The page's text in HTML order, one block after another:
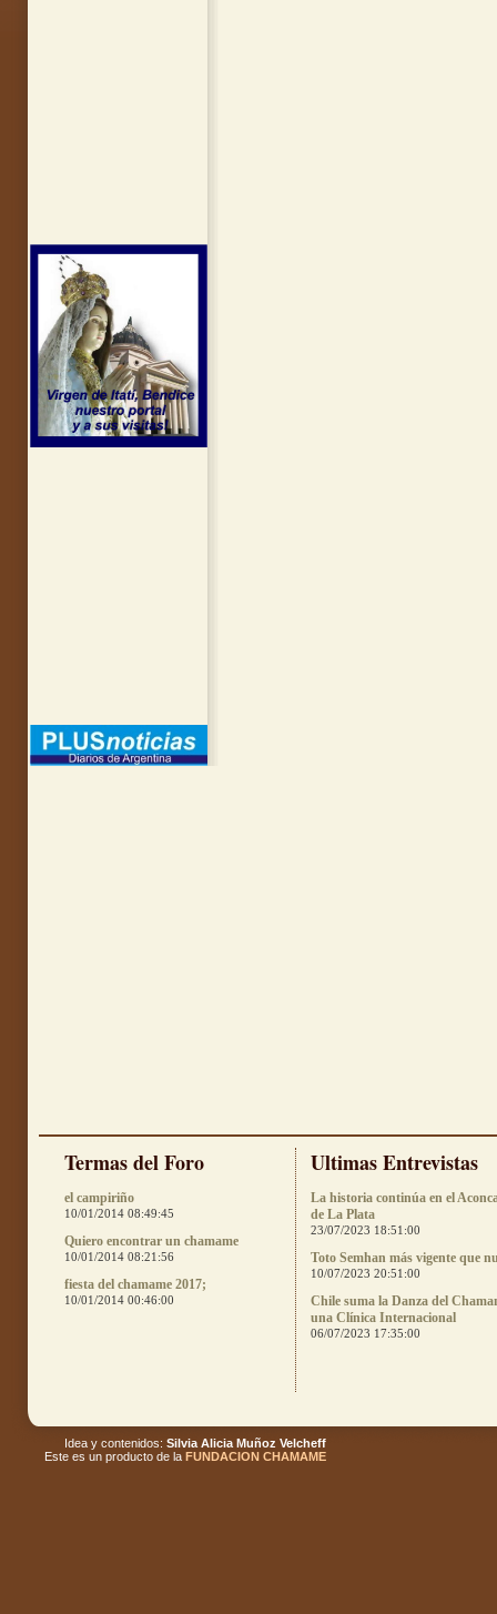
Termas del Foro
el campiriño
10/01/2014 08:49:45
Quiero encontrar un chamame
10/01/2014 08:21:56
fiesta del chamame 2017;
10/01/2014 00:46:00
Ultimas Entrevistas
La historia continúa en el
de La Plata
23/07/2023 18:51:00
Toto Semhan más vigente que
10/07/2023 20:51:00
Chile suma la Danza del
una Clínica Internacional
06/07/2023 17:35:00
Idea y contenidos: Silvia Alicia Muñoz Velcheff
Este es un producto de la FUNDACION CHAMAME